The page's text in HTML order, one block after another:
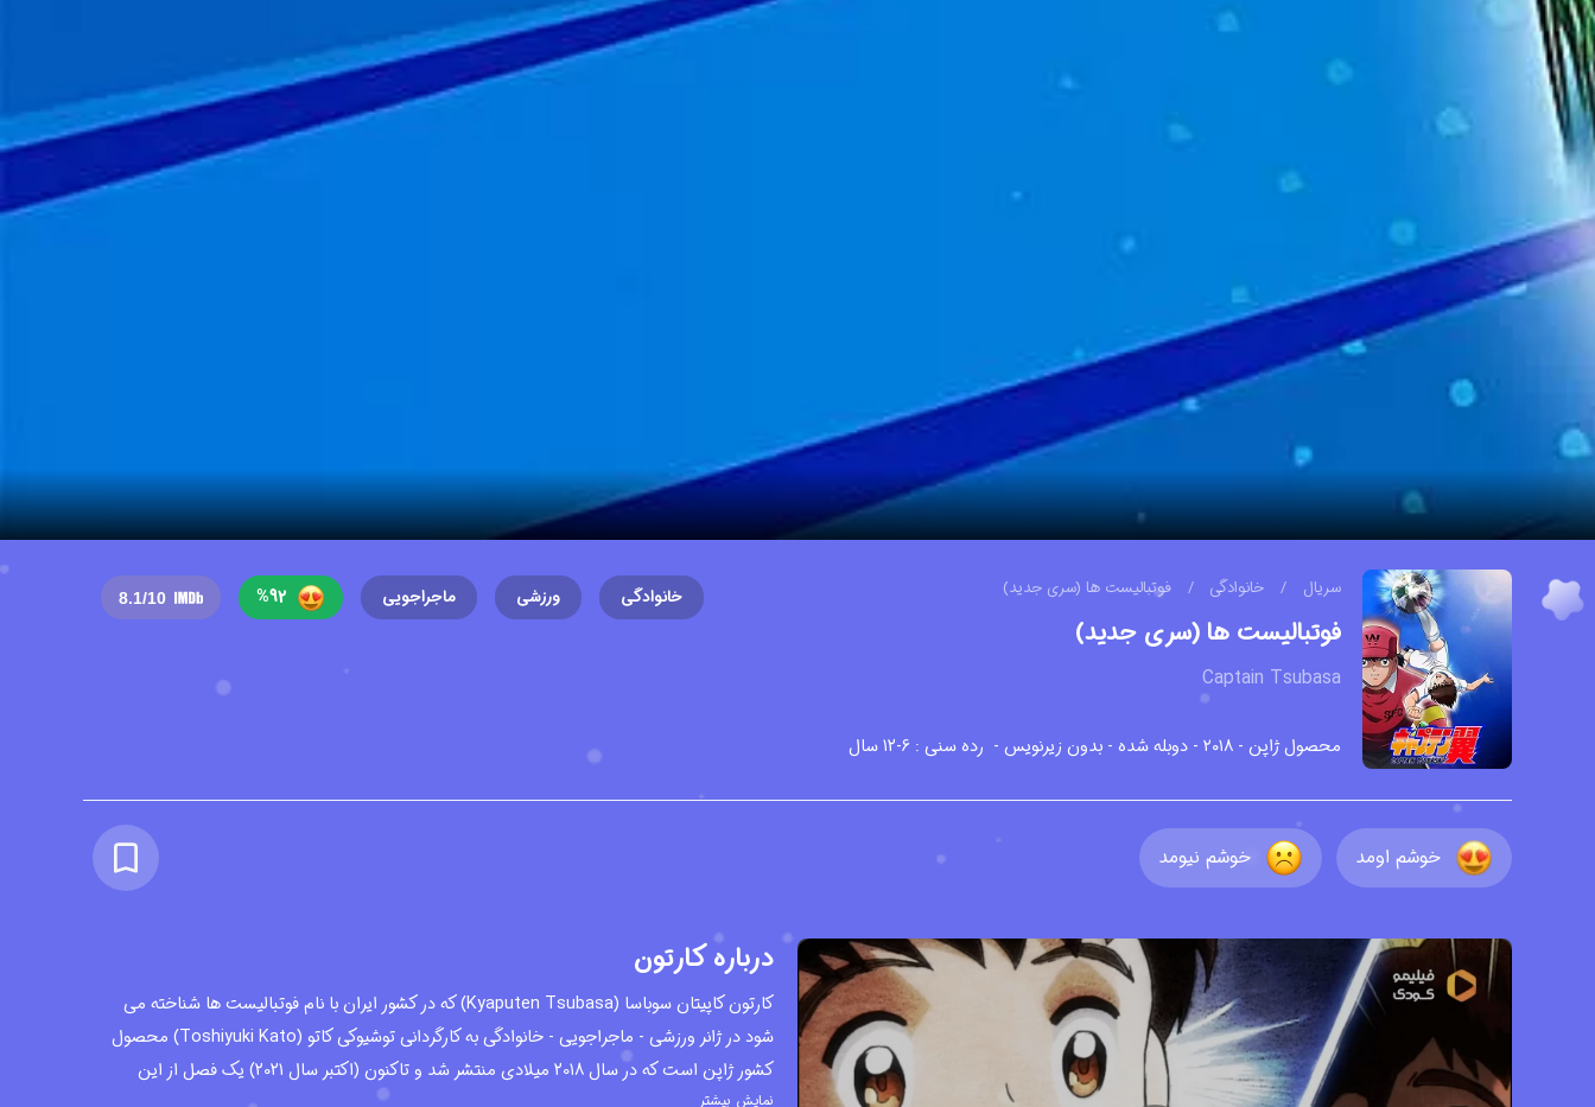
سریال / خانوادگی / فوتبالیست ها (سری جدید)
فوتبالیست ها (سری جدید)
Captain Tsubasa
خانوادگی ورزشی ماجراجویی 92
%
8.1/10
محصول ژاپن - ۲۰۱۸ - دوبله شده - بدون زیرنویس - رده سنی : 6-12 سال
خوشم اومد خوشم نیومد
درباره کارتون
کارتون کاپیتان سوباسا (Kyaputen Tsubasa) که در کشور ایران با نام فوتبالیست ها شناخته می
شود در ژانر ورزشی - ماجراجویی - خانوادگی به کارگردانی توشیوکی کاتو (Toshiyuki Kato) محصول
کشور ژاپن است که در سال 2018 میلادی منتشر شد و تاکنون (اکتبر سال 2021) یک فصل از این
نمایش بیشتر